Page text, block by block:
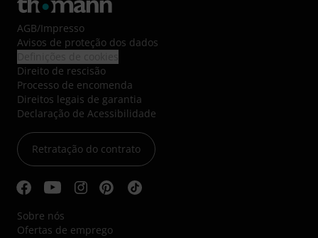
AGB/Impresso
Avisos de proteção dos dados
Direito de rescisão
Processo de encomenda
Direitos legais de garantia
Declaração de Acessibilidade
Retratação do contrato
Sobre nós
Ofertas de emprego